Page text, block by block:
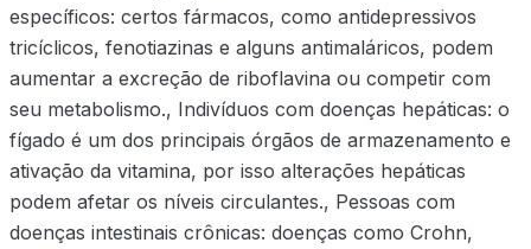
específicos: certos fármacos, como antidepressivos
tricíclicos, fenotiazinas e alguns antimaláricos, podem
aumentar a excreção de riboflavina ou competir com
seu metabolismo., Indivíduos com doenças hepáticas: o
fígado é um dos principais órgãos de armazenamento e
ativação da vitamina, por isso alterações hepáticas
podem afetar os níveis circulantes., Pessoas com
doenças intestinais crônicas: doenças como Crohn,